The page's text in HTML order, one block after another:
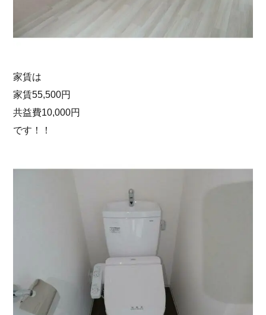
家賃は
家賃55,500円
共益費10,000円
です！！